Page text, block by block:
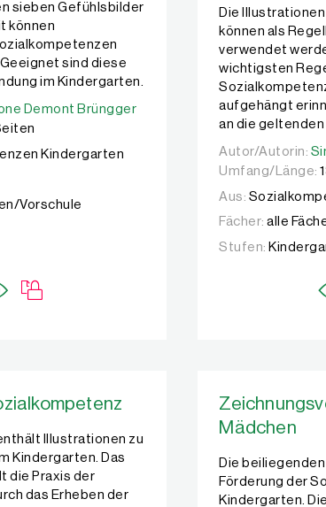
sieben Gefühlsbilder
können
sind diese
im Kindergarten.
Demont Brüngger
Demont Brüngger
Kindergarten
Vorschule
Die
können als
verwendet
wichtigsten
aufgehängt
an die geltenden
Autor/Autorin:
Autor/Autorin:
Umfang/Länge:
Aus:
Fächer: alle
Stufen:
Illustrationen zu
Kindergarten. Das
die Praxis der
das Erheben der
Mädchen
Die
Förderung der
Kindergarten.